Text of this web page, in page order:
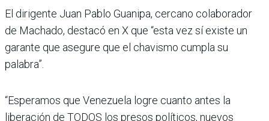
El dirigente Juan Pablo Guanipa, cercano colaborador
de Machado, destacó en X que “esta vez sí existe un
garante que asegure que el chavismo cumpla su
palabra”.
“Esperamos que Venezuela logre cuanto antes la
liberación de TODOS los presos políticos, nuevos